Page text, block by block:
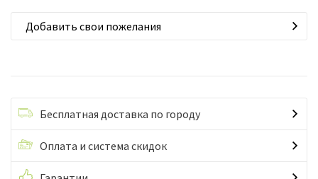
Добавить свои пожелания
Бесплатная доставка по городу
Оплата и система скидок